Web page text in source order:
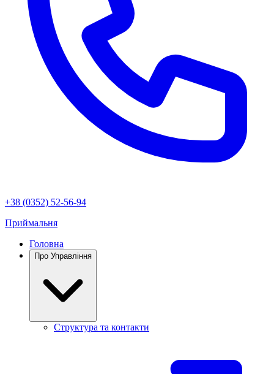
+38 (0352) 52-56-94
Приймальня
Головна
Про Управління
Структура та контакти